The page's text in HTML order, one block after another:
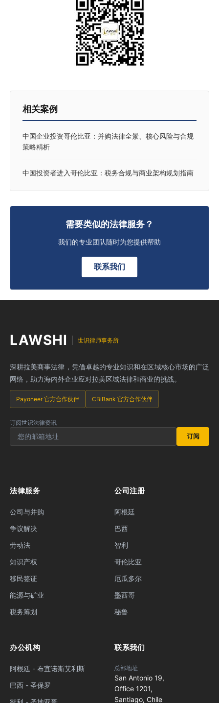
相关案例
中国企业投资哥伦比亚：并购法律全景、核心风险与合规
策略精析
中国投资者进入哥伦比亚：税务合规与商业架构规划指南
需要类似的法律服务？
我们的专业团队随时为您提供帮助
联系我们
LAWSHI 世识律师事务所
深耕拉美商事法律，凭借卓越的专业知识和在区域核心市场的广泛
网络，助力海内外企业应对拉美区域法律和商业的挑战。
Payoneer 官方合作伙伴 CBiBank 官方合作伙伴
订阅世识法律资讯
订阅
法律服务
公司与并购
争议解决
劳动法
知识产权
移民签证
能源与矿业
税务筹划
公司注册
阿根廷
巴西
智利
哥伦比亚
厄瓜多尔
墨西哥
秘鲁
办公机构
阿根廷 - 布宜诺斯艾利斯
巴西 - 圣保罗
联系我们
总部地址
San Antonio 19,
Office 1201,
Santiago, Chile